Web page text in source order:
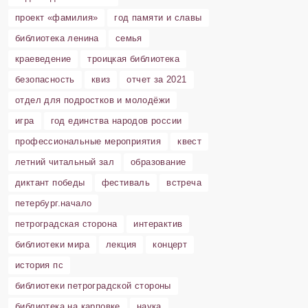
проект «фамилия»
год памяти и славы
библиотека ленина
семья
краеведение
троицкая библиотека
безопасность
квиз
отчет за 2021
отдел для подростков и молодёжи
игра
год единства народов россии
профессиональные мероприятия
квест
летний читальный зал
образование
диктант победы
фестиваль
встреча
петербург.начало
петроградская сторона
интерактив
библиотеки мира
лекция
концерт
история пс
библиотеки петроградской стороны